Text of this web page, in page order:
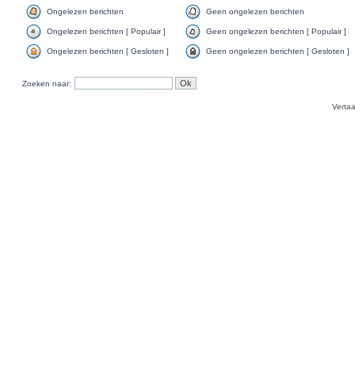
Ongelezen berichten Geen ongelezen berichten
Ongelezen berichten [ Populair ] Geen ongelezen berichten [ Populair ]
Ongelezen berichten [ Gesloten ] Geen ongelezen berichten [ Gesloten ]
Zoeken naar: